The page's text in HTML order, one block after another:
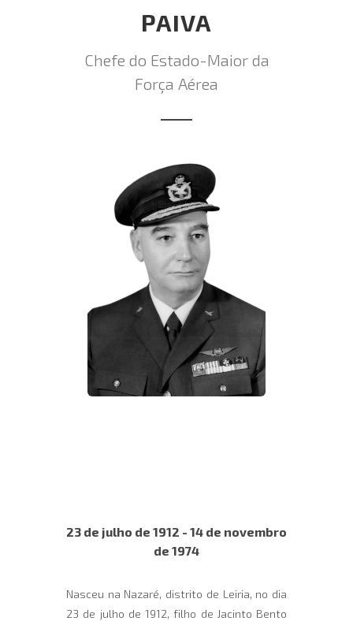
PAIVA
Chefe do Estado-Maior da
Força Aérea
23 de julho de 1912 - 14 de novembro
de 1974
Nasceu na Nazaré, distrito de Leiria, no dia
23 de julho de 1912, filho de Jacinto Bento